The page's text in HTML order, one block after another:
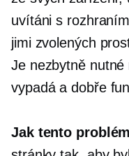
uvítáni s
jimi zvolených
Je nezbytně
vypadá a dobře
Jak tento